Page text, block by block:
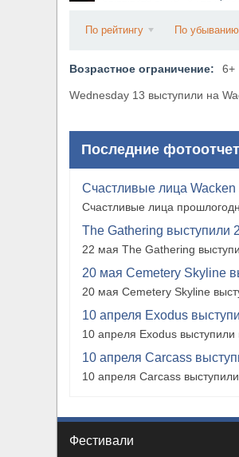
По рейтингу По убыванию
Возрастное ограничение: 6+
Wednesday 13 выступили на
Последние
Счастливые лица Wacken
Счастливые лица
The Gathering выступили
22 мая The Gathering
20 мая Cemetery Skyline
20 мая Cemetery Skyline
10 апреля Exodus
10 апреля Exodus
10 апреля Carcass
10 апреля Carcass
Фестивали